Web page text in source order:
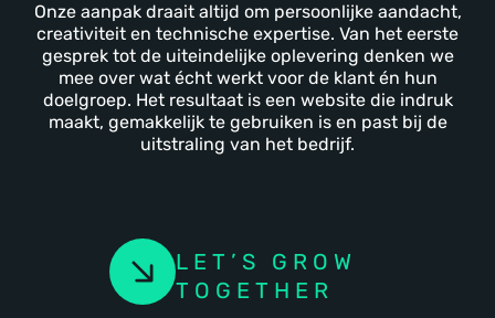
Onze aanpak draait altijd om persoonlijke aandacht,
creativiteit en technische expertise. Van het eerste
gesprek tot de uiteindelijke oplevering denken we
mee over wat écht werkt voor de klant én hun
doelgroep. Het resultaat is een website die indruk
maakt, gemakkelijk te gebruiken is en past bij de
uitstraling van het bedrijf.
LET’S GROW
TOGETHER